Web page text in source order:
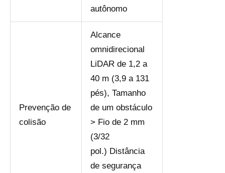
autônomo
Prevenção de
colisão
Alcance
omnidirecional
LiDAR de 1,2 a
40 m (3,9 a 131
pés), Tamanho
de um obstáculo
> Fio de 2 mm
(3/32
pol.) Distância
de segurança